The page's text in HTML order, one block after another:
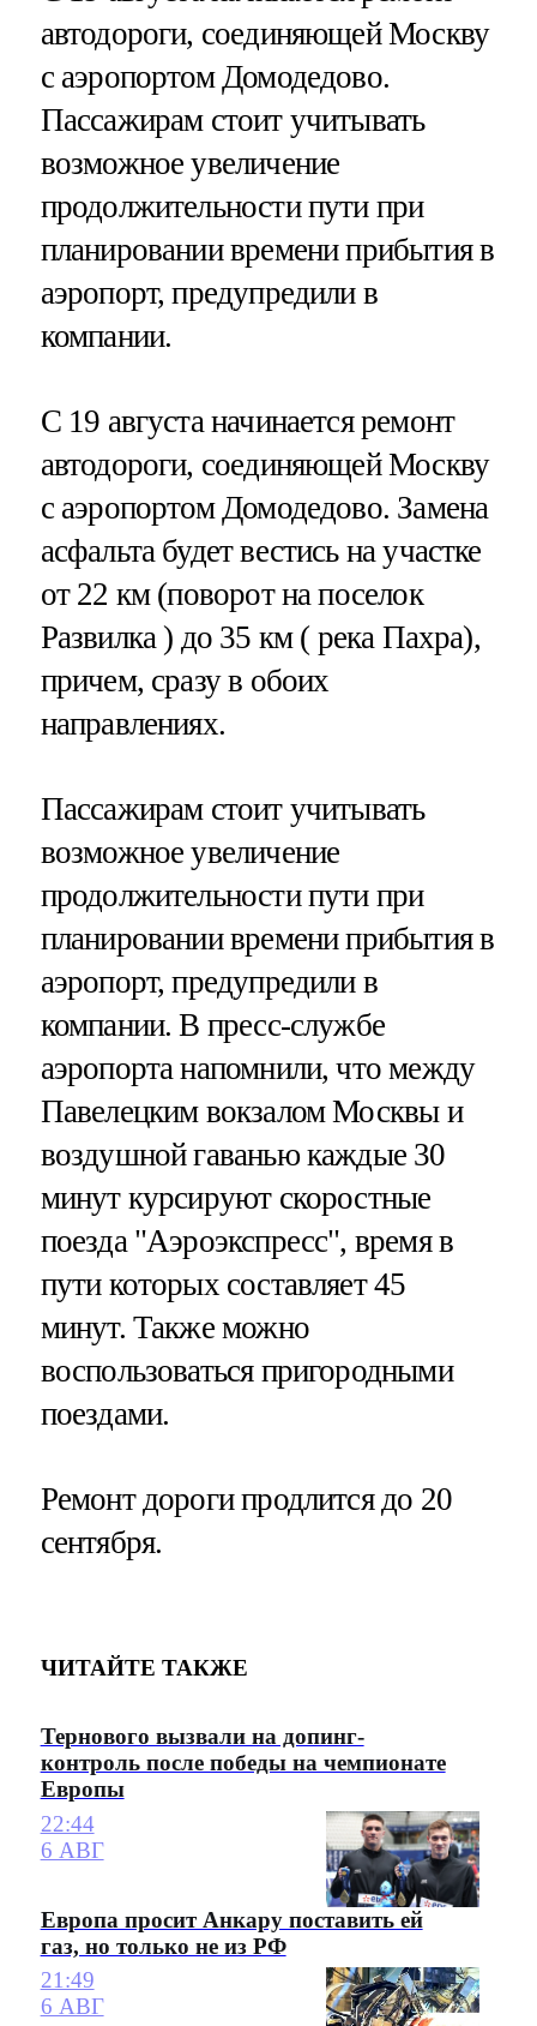
автодороги, соединяющей Москву
с аэропортом Домодедово.
Пассажирам стоит учитывать
возможное увеличение
продолжительности пути при
планировании времени прибытия в
аэропорт, предупредили в
компании.
С 19 августа начинается ремонт
автодороги, соединяющей Москву
с аэропортом Домодедово. Замена
асфальта будет вестись на участке
от 22 км (поворот на поселок
Развилка ) до 35 км ( река Пахра),
причем, сразу в обоих
направлениях.
Пассажирам стоит учитывать
возможное увеличение
продолжительности пути при
планировании времени прибытия в
аэропорт, предупредили в
компании. В пресс-службе
аэропорта напомнили, что между
Павелецким вокзалом Москвы и
воздушной гаванью каждые 30
минут курсируют скоростные
поезда "Аэроэкспресс", время в
пути которых составляет 45
минут. Также можно
воспользоваться пригородными
поездами.
Ремонт дороги продлится до 20
сентября.
ЧИТАЙТЕ ТАКЖЕ
Тернового вызвали на допинг-
контроль после победы на чемпионате
Европы
22:44
6 АВГ
Европа просит Анкару поставить ей
газ, но только не из РФ
21:49
6 АВГ